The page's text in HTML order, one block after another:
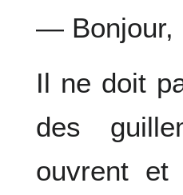
— Bonjour,
Il ne doit
des
ouvrent et